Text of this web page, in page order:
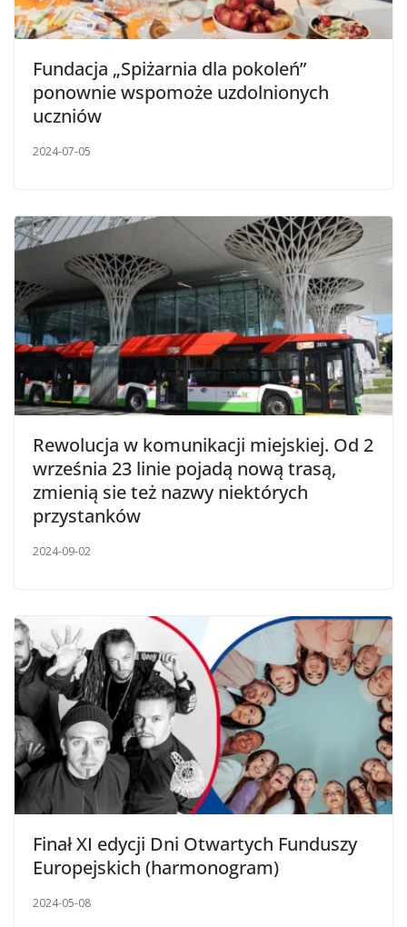
Fundacja „Spiżarnia dla pokoleń”
ponownie wspomoże uzdolnionych
uczniów
2024-07-05
Rewolucja w komunikacji miejskiej. Od 2
września 23 linie pojadą nową trasą,
zmienią sie też nazwy niektórych
przystanków
2024-09-02
Finał XI edycji Dni Otwartych Funduszy
Europejskich (harmonogram)
2024-05-08